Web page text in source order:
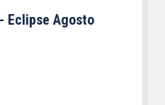
Eclipse Agosto